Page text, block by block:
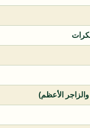
والزاجر الأعظم)